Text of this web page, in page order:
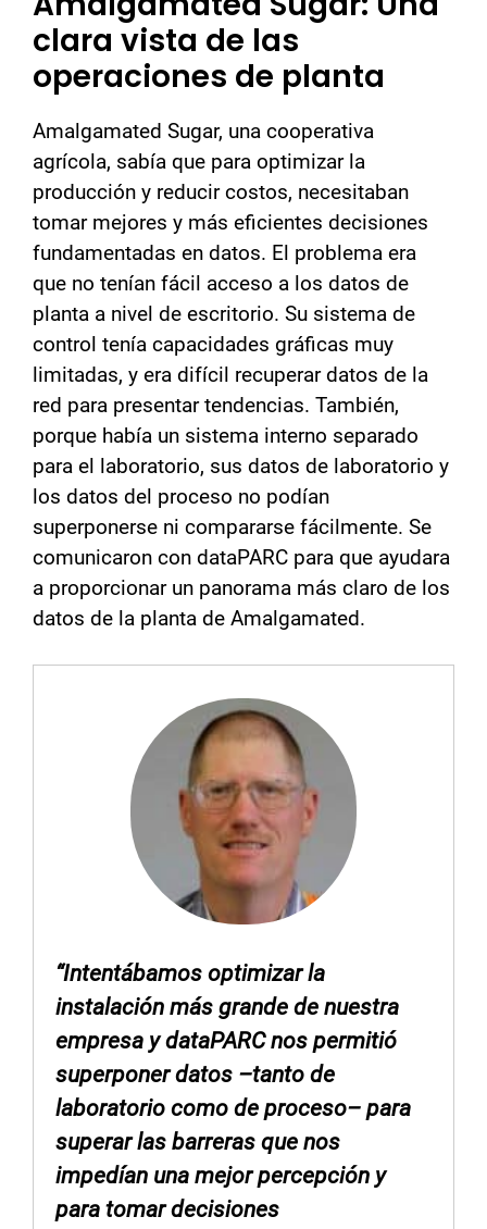
clara vista de las
operaciones de planta
Amalgamated Sugar, una cooperativa
agrícola, sabía que para optimizar la
producción y reducir costos, necesitaban
tomar mejores y más eficientes decisiones
fundamentadas en datos. El problema era
que no tenían fácil acceso a los datos de
planta a nivel de escritorio. Su sistema de
control tenía capacidades gráficas muy
limitadas, y era difícil recuperar datos de la
red para presentar tendencias. También,
porque había un sistema interno separado
para el laboratorio, sus datos de laboratorio y
los datos del proceso no podían
superponerse ni compararse fácilmente. Se
comunicaron con dataPARC para que ayudara
a proporcionar un panorama más claro de los
datos de la planta de Amalgamated.
“Intentábamos optimizar la
instalación más grande de nuestra
empresa y dataPARC nos permitió
superponer datos –tanto de
laboratorio como de proceso– para
superar las barreras que nos
impedían una mejor percepción y
para tomar decisiones